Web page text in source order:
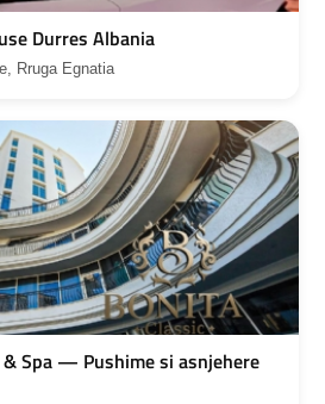
Durres Albania
Rruga Egnatia
Spa — Pushime si asnjehere